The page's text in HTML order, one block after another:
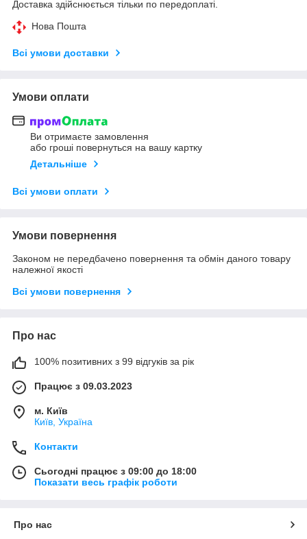
Доставка здійснюється тільки по передоплаті.
Нова Пошта
Всі умови доставки
Умови оплати
Ви отримаєте замовлення
або гроші повернуться на вашу картку
Детальніше
Всі умови оплати
Умови повернення
Законом не передбачено повернення та обмін даного товару
належної якості
Всі умови повернення
Про нас
100% позитивних з 99 відгуків за рік
Працює з 09.03.2023
м. Київ
Київ, Україна
Контакти
Сьогодні працює з 09:00 до 18:00
Показати весь графік роботи
Про нас